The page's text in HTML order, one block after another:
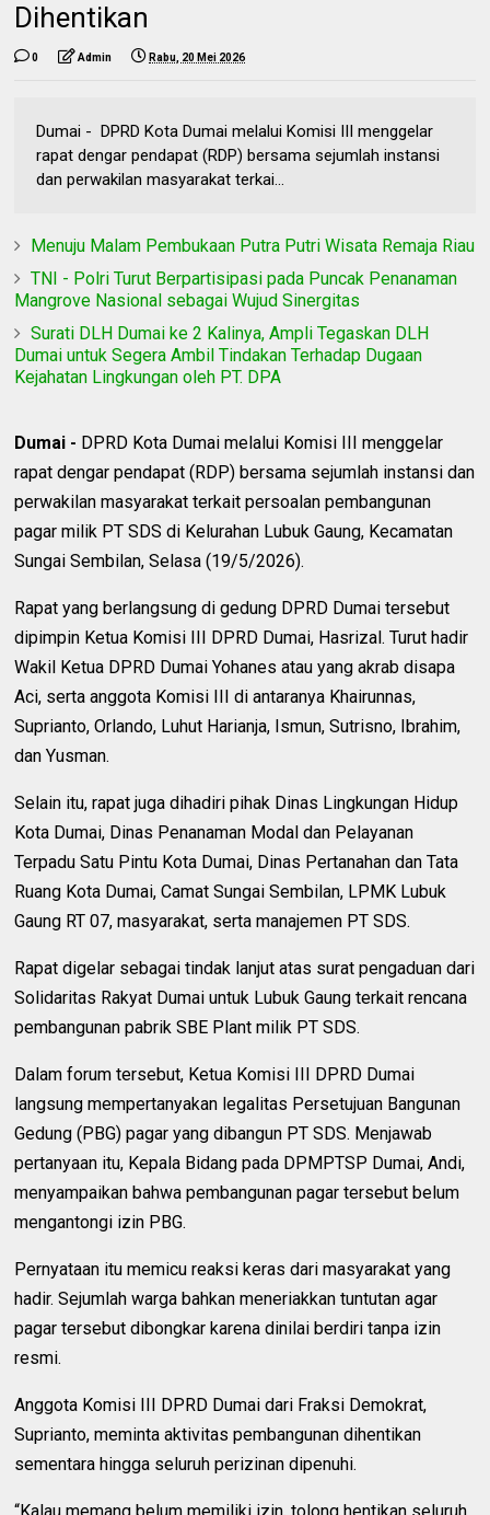
Dihentikan
0 Admin Rabu, 20 Mei 2026
Dumai - DPRD Kota Dumai melalui Komisi III menggelar
rapat dengar pendapat (RDP) bersama sejumlah instansi
dan perwakilan masyarakat terkai...
Menuju Malam Pembukaan Putra Putri Wisata Remaja Riau
TNI - Polri Turut Berpartisipasi pada Puncak Penanaman
Mangrove Nasional sebagai Wujud Sinergitas
Surati DLH Dumai ke 2 Kalinya, Ampli Tegaskan DLH
Dumai untuk Segera Ambil Tindakan Terhadap Dugaan
Kejahatan Lingkungan oleh PT. DPA
Dumai - DPRD Kota Dumai melalui Komisi III menggelar
rapat dengar pendapat (RDP) bersama sejumlah instansi dan
perwakilan masyarakat terkait persoalan pembangunan
pagar milik PT SDS di Kelurahan Lubuk Gaung, Kecamatan
Sungai Sembilan, Selasa (19/5/2026).
Rapat yang berlangsung di gedung DPRD Dumai tersebut
dipimpin Ketua Komisi III DPRD Dumai, Hasrizal. Turut hadir
Wakil Ketua DPRD Dumai Yohanes atau yang akrab disapa
Aci, serta anggota Komisi III di antaranya Khairunnas,
Suprianto, Orlando, Luhut Harianja, Ismun, Sutrisno, Ibrahim,
dan Yusman.
Selain itu, rapat juga dihadiri pihak Dinas Lingkungan Hidup
Kota Dumai, Dinas Penanaman Modal dan Pelayanan
Terpadu Satu Pintu Kota Dumai, Dinas Pertanahan dan Tata
Ruang Kota Dumai, Camat Sungai Sembilan, LPMK Lubuk
Gaung RT 07, masyarakat, serta manajemen PT SDS.
Rapat digelar sebagai tindak lanjut atas surat pengaduan dari
Solidaritas Rakyat Dumai untuk Lubuk Gaung terkait rencana
pembangunan pabrik SBE Plant milik PT SDS.
Dalam forum tersebut, Ketua Komisi III DPRD Dumai
langsung mempertanyakan legalitas Persetujuan Bangunan
Gedung (PBG) pagar yang dibangun PT SDS. Menjawab
pertanyaan itu, Kepala Bidang pada DPMPTSP Dumai, Andi,
menyampaikan bahwa pembangunan pagar tersebut belum
mengantongi izin PBG.
Pernyataan itu memicu reaksi keras dari masyarakat yang
hadir. Sejumlah warga bahkan meneriakkan tuntutan agar
pagar tersebut dibongkar karena dinilai berdiri tanpa izin
resmi.
Anggota Komisi III DPRD Dumai dari Fraksi Demokrat,
Suprianto, meminta aktivitas pembangunan dihentikan
sementara hingga seluruh perizinan dipenuhi.